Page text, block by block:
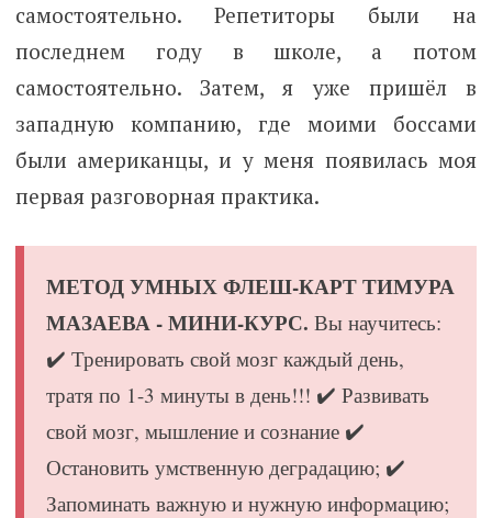
самостоятельно. Репетиторы были на
последнем году в школе, а потом
самостоятельно. Затем, я уже пришёл в
западную компанию, где моими боссами
были американцы, и у меня появилась моя
первая разговорная практика.
МЕТОД УМНЫХ ФЛЕШ-КАРТ ТИМУРА
МАЗАЕВА - МИНИ-КУРС. Вы научитесь:
✔️ Тренировать свой мозг каждый день,
тратя по 1-3 минуты в день!!! ✔️ Развивать
свой мозг, мышление и сознание ✔️
Остановить умственную деградацию; ✔️
Запоминать важную и нужную информацию;